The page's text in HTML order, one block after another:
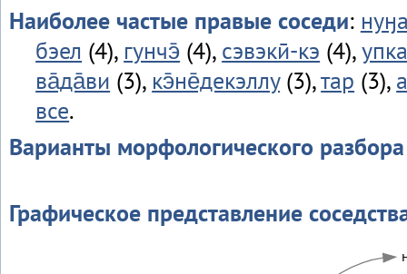
Наиболее частые правые соседи:
бэел (4), гунчэ̄ (4), сэвэкӣ-кэ (4),
ва̄да̄ви (3), кэ̄не̄декэллу(3),тар (3),
все.
Варианты морфологического разбора
Графическое представление